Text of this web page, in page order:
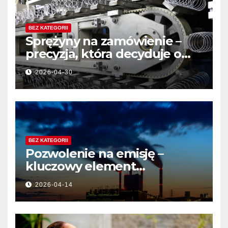
BEZ KATEGORII
Sprężyny na zamówienie –
precyzja, która decyduje o
jakości produktu
2026-04-30
BEZ KATEGORII
Pozwolenie na emisję –
kluczowy element
działalności przemysłowej
2026-04-14